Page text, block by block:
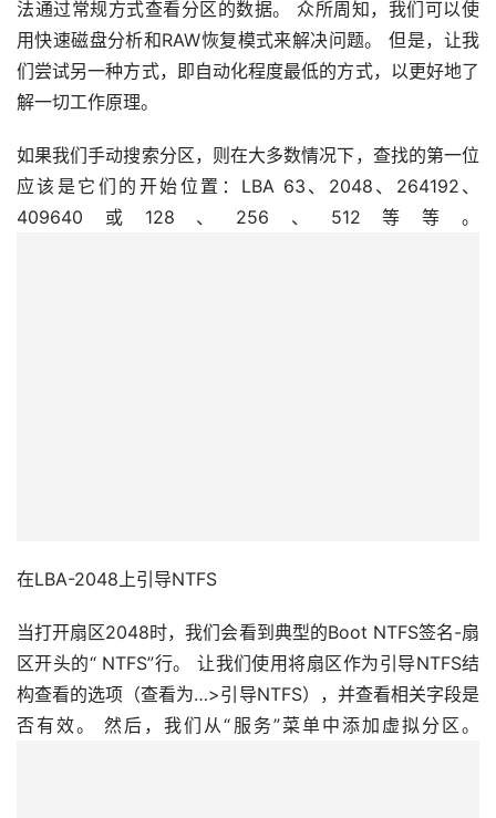
法通过常规方式查看分区的数据。 众所周知，我们可以使
用快速磁盘分析和RAW恢复模式来解决问题。 但是，让我
们尝试另一种方式，即自动化程度最低的方式，以更好地了
解一切工作原理。
如果我们手动搜索分区，则在大多数情况下，查找的第一位
应该是它们的开始位置：LBA 63、2048、264192、
409640或128、256、512等等。
在LBA-2048上引导NTFS
当打开扇区2048时，我们会看到典型的Boot NTFS签名-扇
区开头的“ NTFS”行。 让我们使用将扇区作为引导NTFS结
构查看的选项（查看为…>引导NTFS），并查看相关字段是
否有效。 然后，我们从“服务”菜单中添加虚拟分区。